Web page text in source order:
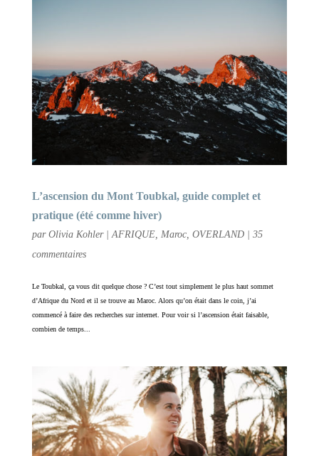
L’ascension du Mont Toubkal, guide complet et
pratique (été comme hiver)
par Olivia Kohler| AFRIQUE, Maroc, OVERLAND| 35
commentaires
Le Toubkal, ça vous dit quelque chose ? C’est tout simplement le plus haut sommet
d’Afrique du Nord et il se trouve au Maroc. Alors qu’on était dans le coin, j’ai
commencé à faire des recherches sur internet. Pour voir si l’ascension était faisable,
combien de temps...